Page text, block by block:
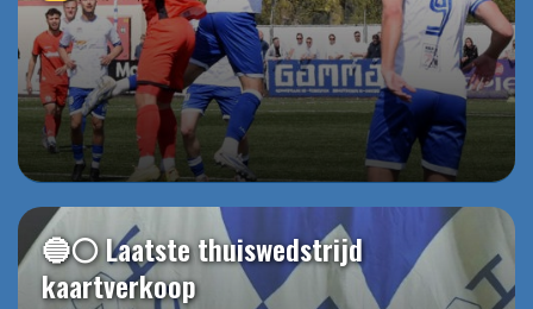
🔵⚪️ Laatste thuiswedstrijd
kaartverkoop